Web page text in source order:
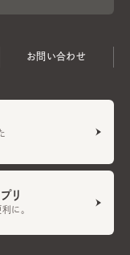
お問い合わせ
リ
に。